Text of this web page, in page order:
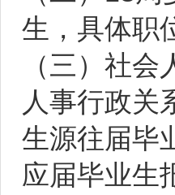
生，具体职
（三）社
人事行政关
生源往届毕
应届毕业生